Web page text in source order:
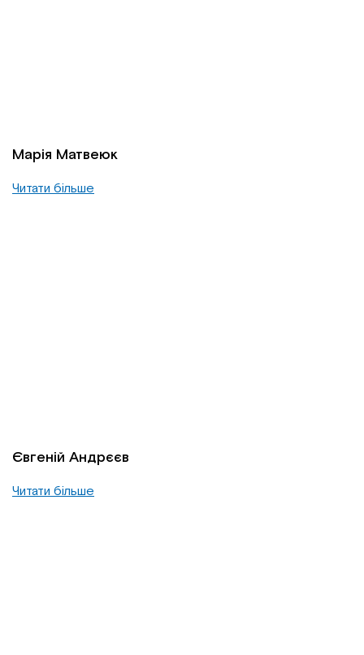
Марія Матвеюк
Читати більше
Євгеній Андрєєв
Читати більше